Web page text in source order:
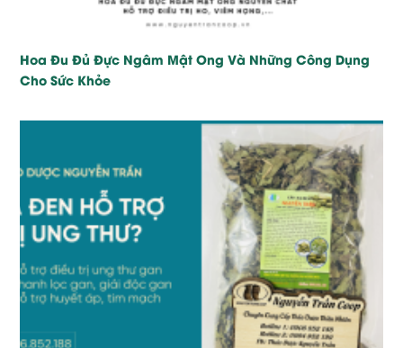
Hoa Đu Đủ Đực Ngâm Mật Ong Và Những Công Dụng
Cho Sức Khỏe